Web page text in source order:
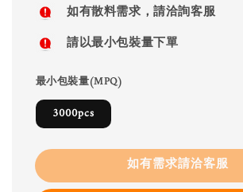
如有散料需求，請洽詢客服
請以最小包裝量下單
最小包裝量(MPQ)
3000pcs
如有需求請洽客服